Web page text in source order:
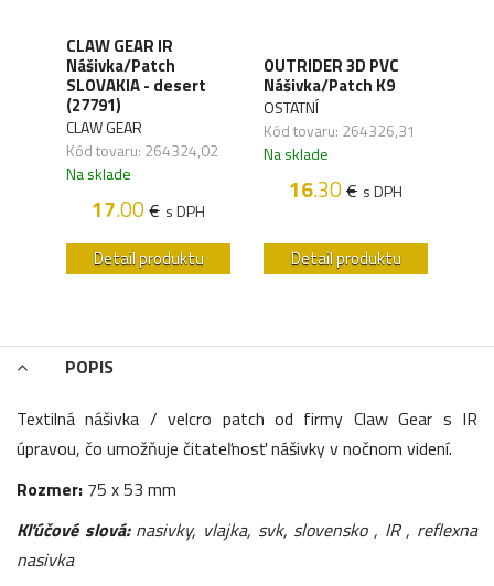
CLAW GEAR IR
Nášivka/Patch
SLOVAKIA - desert
(27791)
CLAW GEAR
Kód tovaru: 264324,02
Na sklade
17.00€ s DPH
Detail produktu
OUTRIDER 3D PVC
Nášivka/Patch K9
OSTATNÍ
Kód tovaru: 264326,31
Na sklade
16.30€ s DPH
Detail produktu
POPIS
Textilná nášivka / velcro patch od firmy Claw Gear s IR
úpravou, čo umožňuje čitateľnosť nášivky v nočnom videní.
Rozmer: 75 x 53 mm
Kľúčové slová: nasivky, vlajka, svk, slovensko , IR , reflexna
nasivka